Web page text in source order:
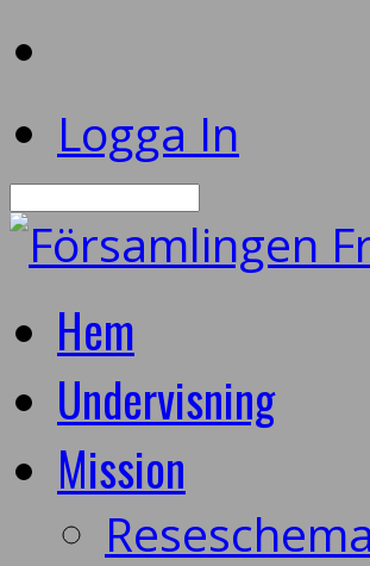
Logga In
Hem
Undervisning
Mission